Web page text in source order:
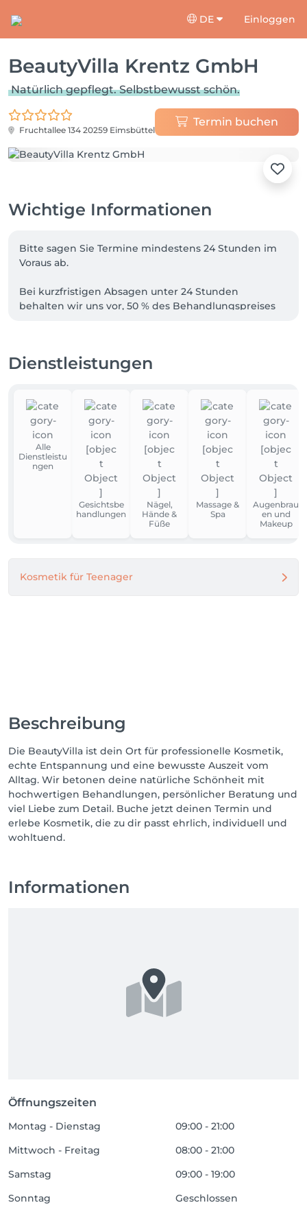
DE Einloggen
BeautyVilla Krentz GmbH
Natürlich gepflegt. Selbstbewusst schön.
Fruchtallee 134 20259 Eimsbüttel
Termin buchen
Wichtige Informationen
Bitte sagen Sie Termine mindestens 24 Stunden im
Voraus ab.
Bei kurzfristigen Absagen unter 24 Stunden
behalten wir uns vor, 50 % des Behandlungspreises
bestehen.
Dienstleistungen
Alle
Dienstleistu
ngen
Gesichtsbe
handlungen
Nägel,
Hände &
Füße
Massage &
Spa
Augenbrau
en und
Makeup
Kosmetik für Teenager
Beschreibung
Die BeautyVilla ist dein Ort für professionelle Kosmetik,
echte Entspannung und eine bewusste Auszeit vom
Alltag. Wir betonen deine natürliche Schönheit mit
hochwertigen Behandlungen, persönlicher Beratung und
viel Liebe zum Detail. Buche jetzt deinen Termin und
erlebe Kosmetik, die zu dir passt ehrlich, individuell und
wohltuend.
Informationen
Öffnungszeiten
Montag - Dienstag
09:00 - 21:00
Mittwoch - Freitag
08:00 - 21:00
Samstag
09:00 - 19:00
Sonntag
Geschlossen